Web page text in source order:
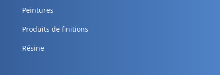
Peintures
Produits de finitions
Résine